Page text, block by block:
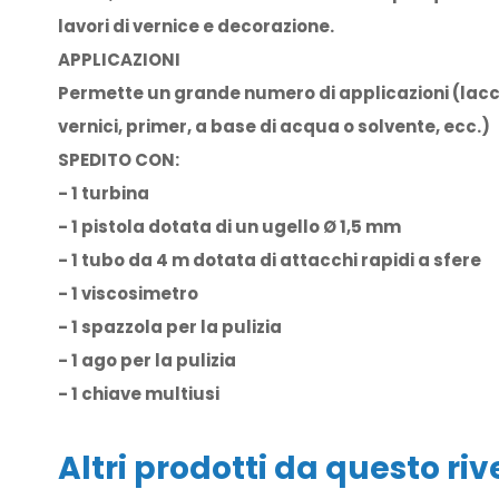
lavori di vernice e decorazione.
APPLICAZIONI
Permette un grande numero di applicazioni
vernici, primer, a base di acqua o solvente, ecc.)
SPEDITO CON:
- 1 turbina
- 1 pistola dotata di un ugello Ø 1,5 mm
- 1 tubo da 4 m dotata di attacchi rapidi a sfere
- 1 viscosimetro
- 1 spazzola per la pulizia
- 1 ago per la pulizia
- 1 chiave multiusi
Altri prodotti da questo